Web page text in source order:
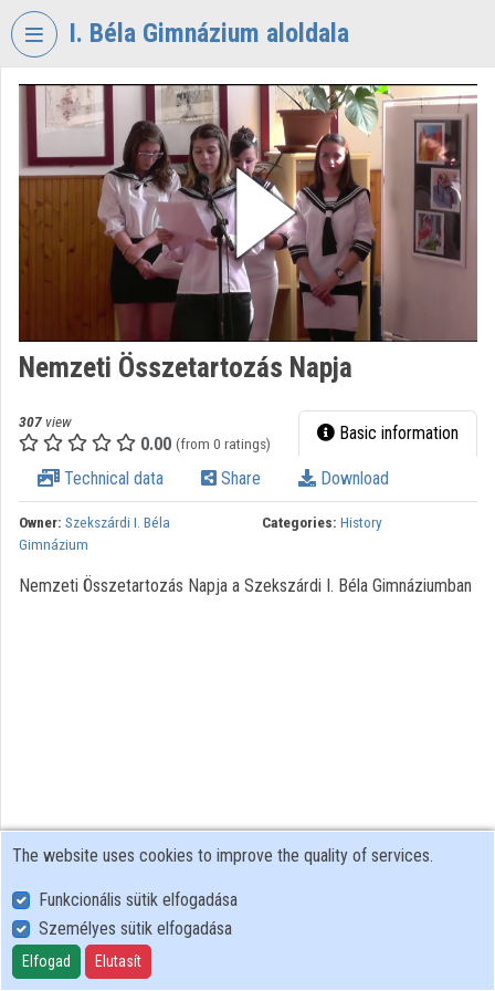
Skip header
I. Béla Gimnázium aloldala
VIDEO TORIUM
I.
BÉLA
GIMNÁZIUM
Organization home
Organization discovery
Organization playlists
Organizations
Contributors
Nemzeti Összetartozás Napja
307 view
0.00 (from 0 ratings) Basic information
Technical data Share Download
Owner: Szekszárdi I. Béla
Gimnázium
Categories: History
Nemzeti Összetartozás Napja a Szekszárdi I. Béla Gimnáziumban
User Policy
Adatkezelési tájékoztató (en)
Cookie Policy
The website uses cookies to improve the quality of services.
Funkcionális sütik elfogadása
Személyes sütik elfogadása
Elfogad Elutasít